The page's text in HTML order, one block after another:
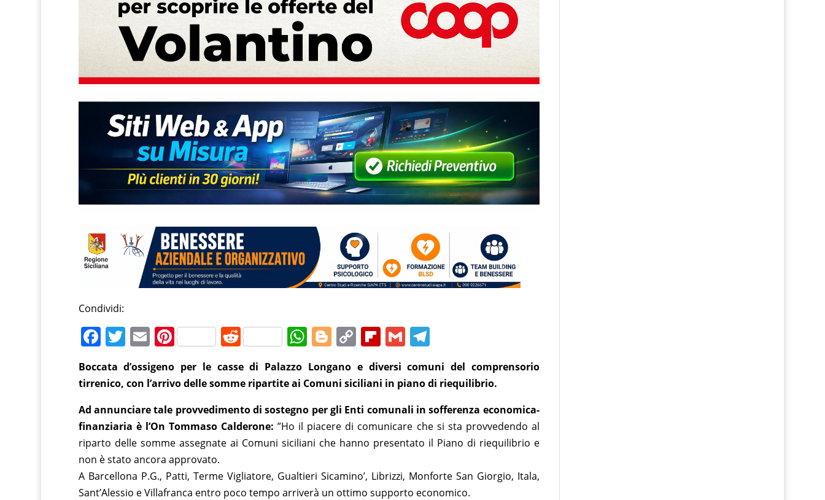
Condividi:
F
c
e
b
o
o
k
T
w
itt
er
E
m
ai
l
Pi
er
e
st
R
d
di
t
W
h
at
s
A
p
p
Bl
g
g
er
C
p
y
Li
n
k
Fl
b
o
ar
d
G
ai
l
T
el
e
gr
a
m
Boccata d’ossigeno per le casse di Palazzo Longano e diversi comuni del comprensorio
tirrenico, con l’arrivo delle somme ripartite ai Comuni siciliani in piano di riequilibrio.
Ad annunciare tale provvedimento di sostegno per gli Enti comunali in sofferenza economica-
finanziaria è l’On Tommaso Calderone: ”Ho il piacere di comunicare che si sta provvedendo al
riparto delle somme assegnate ai Comuni siciliani che hanno presentato il Piano di riequilibrio e
non è stato ancora approvato.
A Barcellona P.G., Patti, Terme Vigliatore, Gualtieri Sicamino’, Librizzi, Monforte San Giorgio, Itala,
Sant’Alessio e Villafranca entro poco tempo arriverà un ottimo supporto economico.